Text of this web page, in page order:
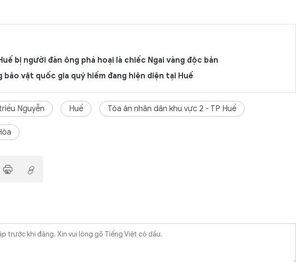
bị người đàn ông phá hoại là chiếc Ngai vàng độc bản
bảo vật quốc gia quý hiếm đang hiện diện tại Huế
Nguyễn Huế Tòa án nhân dân khu vực 2 - TP Huế